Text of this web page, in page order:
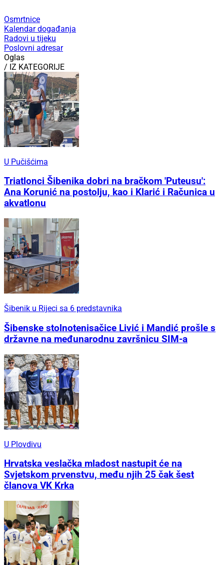
Osmrtnice
Kalendar događanja
Radovi u tijeku
Poslovni adresar
Oglas
/ IZ KATEGORIJE
U Pučišćima
Triatlonci Šibenika dobri na bračkom 'Puteusu':
Ana Korunić na postolju, kao i Klarić i Računica u
akvatlonu
Šibenik u Rijeci sa 6 predstavnika
Šibenske stolnotenisačice Livić i Mandić prošle s
državne na međunarodnu završnicu SIM-a
U Plovdivu
Hrvatska veslačka mladost nastupit će na
Svjetskom prvenstvu, među njih 25 čak šest
članova VK Krka